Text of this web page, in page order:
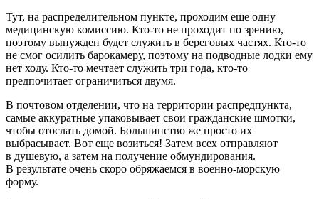
Тут, на распределительном пункте, проходим еще одну
медицинскую комиссию. Кто-то не проходит по зрению,
поэтому вынужден будет служить в береговых частях. Кто-то
не смог осилить барокамеру, поэтому на подводные лодки ему
нет ходу. Кто-то мечтает служить три года, кто-то
предпочитает ограничиться двумя.
В почтовом отделении, что на территории распредпункта,
самые аккуратные упаковывает свои гражданские шмотки,
чтобы отослать домой. Большинство же просто их
выбрасывает. Вот еще возиться! Затем всех отправляют
в душевую, а затем на получение обмундирования.
В результате очень скоро обряжаемся в военно-морскую
форму.